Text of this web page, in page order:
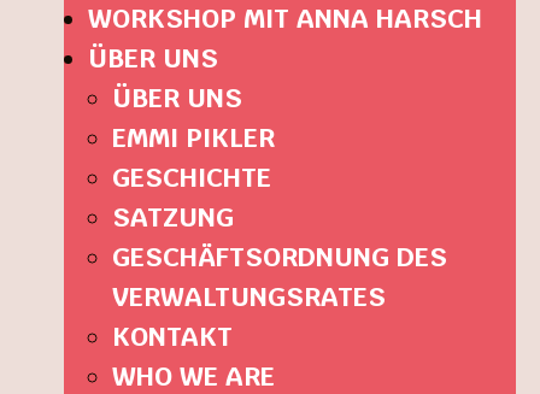
WORKSHOP MIT ANNA HARSCH
ÜBER UNS
ÜBER UNS
EMMI PIKLER
GESCHICHTE
SATZUNG
GESCHÄFTSORDNUNG DES
VERWALTUNGSRATES
KONTAKT
WHO WE ARE